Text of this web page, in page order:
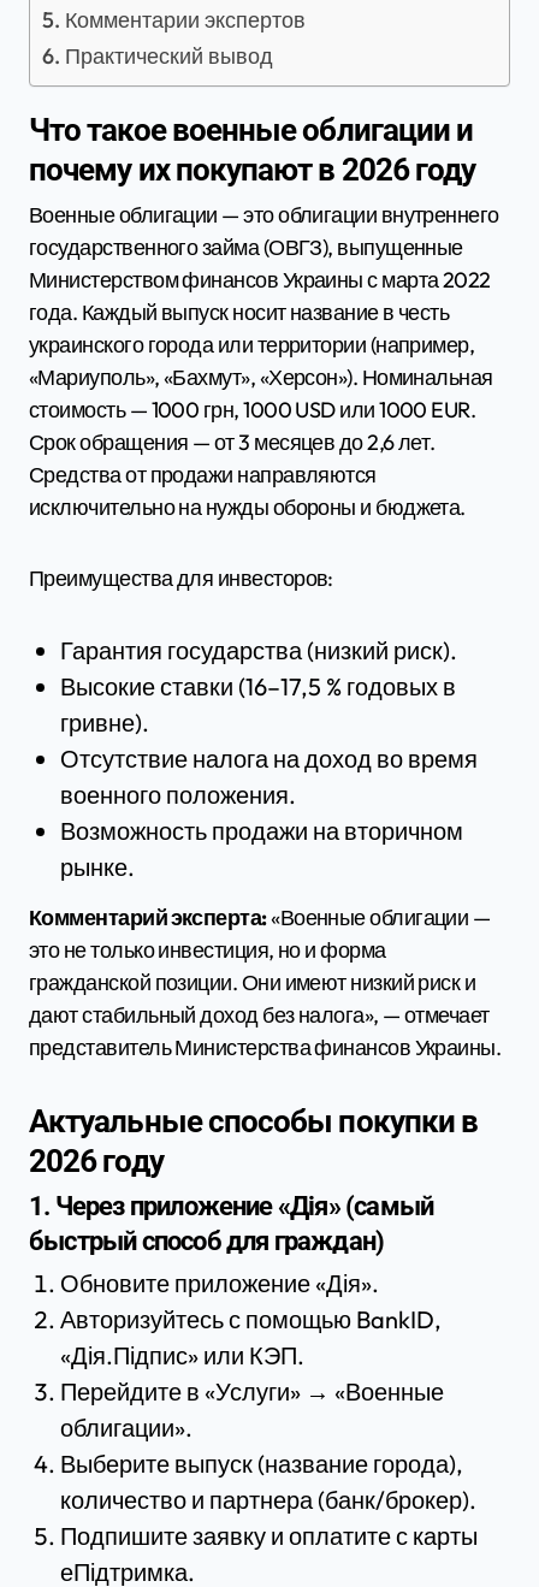
Комментарии экспертов
Практический вывод
Что такое военные облигации и
почему их покупают в 2026 году
Военные облигации — это облигации внутреннего
государственного займа (ОВГЗ), выпущенные
Министерством финансов Украины с марта 2022
года. Каждый выпуск носит название в честь
украинского города или территории (например,
«Мариуполь», «Бахмут», «Херсон»). Номинальная
стоимость — 1000 грн, 1000 USD или 1000 EUR.
Срок обращения — от 3 месяцев до 2,6 лет.
Средства от продажи направляются
исключительно на нужды обороны и бюджета.
Преимущества для инвесторов:
Гарантия государства (низкий риск).
Высокие ставки (16–17,5 % годовых в
гривне).
Отсутствие налога на доход во время
военного положения.
Возможность продажи на вторичном
рынке.
Комментарий эксперта:«Военные облигации —
это не только инвестиция, но и форма
гражданской позиции. Они имеют низкий риск и
дают стабильный доход без налога», — отмечает
представитель Министерства финансов Украины.
Актуальные способы покупки в
2026 году
1. Через приложение «Дія» (самый
быстрый способ для граждан)
Обновите приложение «Дія».
Авторизуйтесь с помощью BankID,
«Дія.Підпис» или КЭП.
Перейдите в «Услуги» → «Военные
облигации».
Выберите выпуск (название города),
количество и партнера (банк/брокер).
Подпишите заявку и оплатите с карты
еПідтримка.